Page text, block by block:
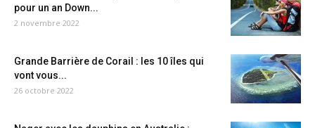
pour un an Down...
2 novembre 2022
Grande Barrière de Corail : les 10 îles qui
vont vous...
26 octobre 2022